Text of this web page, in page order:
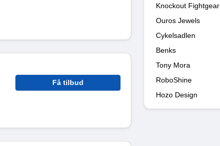
Få tilbud
Knockout Fightgear
Ouros Jewels
Cykelsadlen
Benks
Tony Mora
RoboShine
Hozo Design